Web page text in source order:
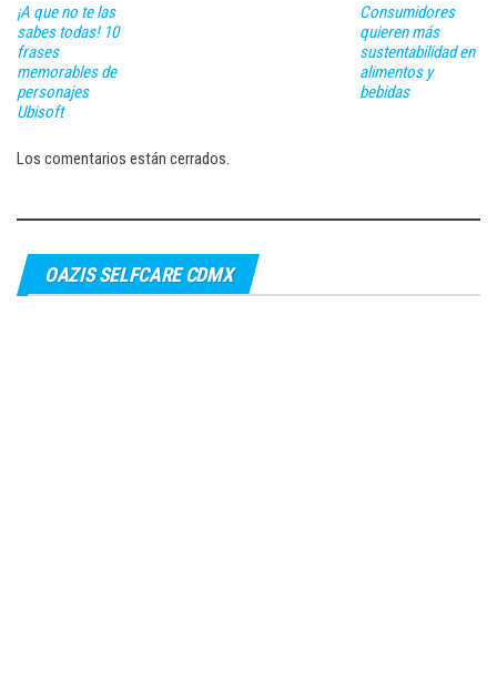
¡A que no te las
sabes todas! 10
frases
memorables de
personajes
Ubisoft
Consumidores
quieren más
sustentabilidad en
alimentos y
bebidas
Los comentarios están cerrados.
OAZIS SELFCARE CDMX